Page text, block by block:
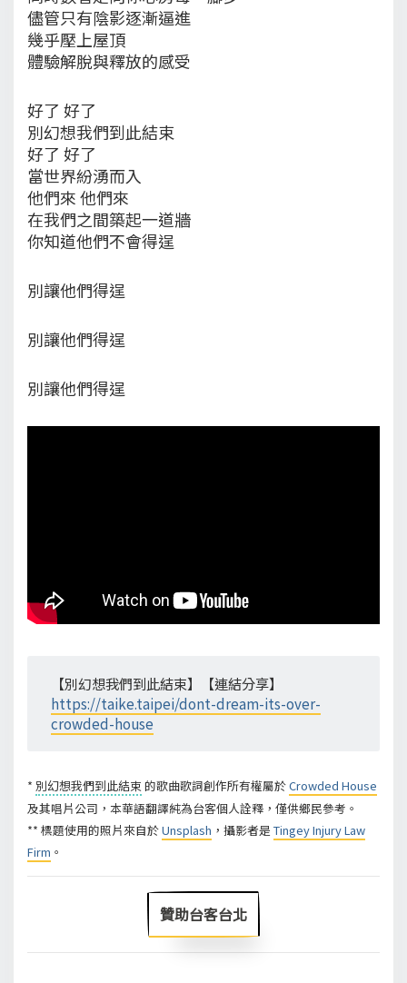
儘管只有陰影逐漸逼進
幾乎壓上屋頂
體驗解脫與釋放的感受
好了 好了
別幻想我們到此結束
好了 好了
當世界紛湧而入
他們來 他們來
在我們之間築起一道牆
你知道他們不會得逞
別讓他們得逞
別讓他們得逞
別讓他們得逞
【別幻想我們到此結束】【連結分享】
https://taike.taipei/dont-dream-its-over-
crowded-house
* 別幻想我們到此結束 的歌曲歌詞創作所有權屬於Crowded House
及其唱片公司，本華語翻譯純為台客個人詮釋，僅供鄉民參考。
** 標題使用的照片來自於Unsplash ，攝影者是 Tingey Injury Law
Firm 。
贊助台客台北